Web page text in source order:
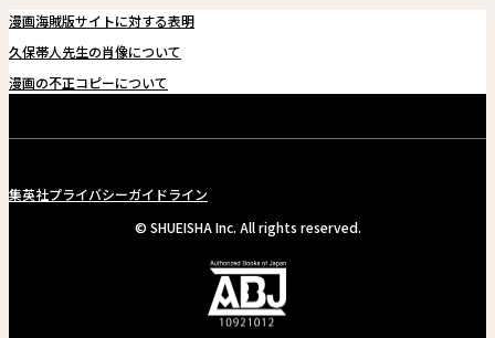
漫画海賊版サイトに対する表明
久保帯人先生の肖像について
漫画の不正コピーについて
集英社プライバシーガイドライン
© SHUEISHA Inc. All rights reserved.